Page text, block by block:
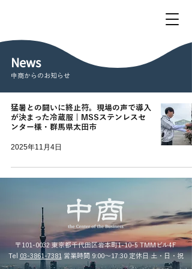
News
中商からのお知らせ
猛暑との闘いに終止符。現場の声で導入
が決まった冷蔵服 | MSSステンレスセ
ンター様・群馬県太田市
2025年11月4日
〒101-0032 東京都千代田区岩本町1-10-5 TMMビル4F
Tel
03-3861-7381 営業時間 9:00〜17:30 定休日 土・日・祝